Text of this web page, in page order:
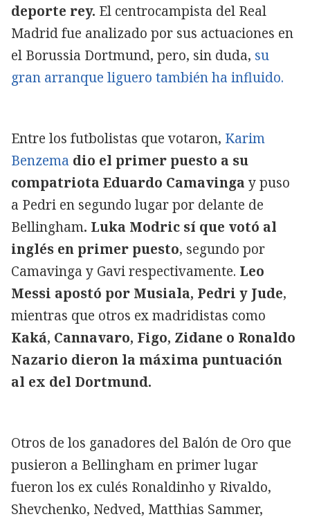
deporte rey. El centrocampista del Real
Madrid fue analizado por sus actuaciones en
el Borussia Dortmund, pero, sin duda, su
gran arranque liguero también ha influido.
Entre los futbolistas que votaron, Karim
Benzema dio el primer puesto a su
compatriota Eduardo Camavinga y puso
a Pedri en segundo lugar por delante de
Bellingham. Luka Modric sí que votó al
inglés en primer puesto, segundo por
Camavinga y Gavi respectivamente. Leo
Messi apostó por Musiala, Pedri y Jude,
mientras que otros ex madridistas como
Kaká, Cannavaro, Figo, Zidane o Ronaldo
Nazario dieron la máxima puntuación
al ex del Dortmund.
Otros de los ganadores del Balón de Oro que
pusieron a Bellingham en primer lugar
fueron los ex culés Ronaldinho y Rivaldo,
Shevchenko, Nedved, Matthias Sammer,